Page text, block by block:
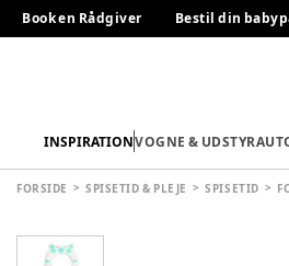
Book en Rådgiver Bestil din
INSPIRATIONVOGNE & UDSTYR
FORSIDE SPISETID & PLEJE SPISETID